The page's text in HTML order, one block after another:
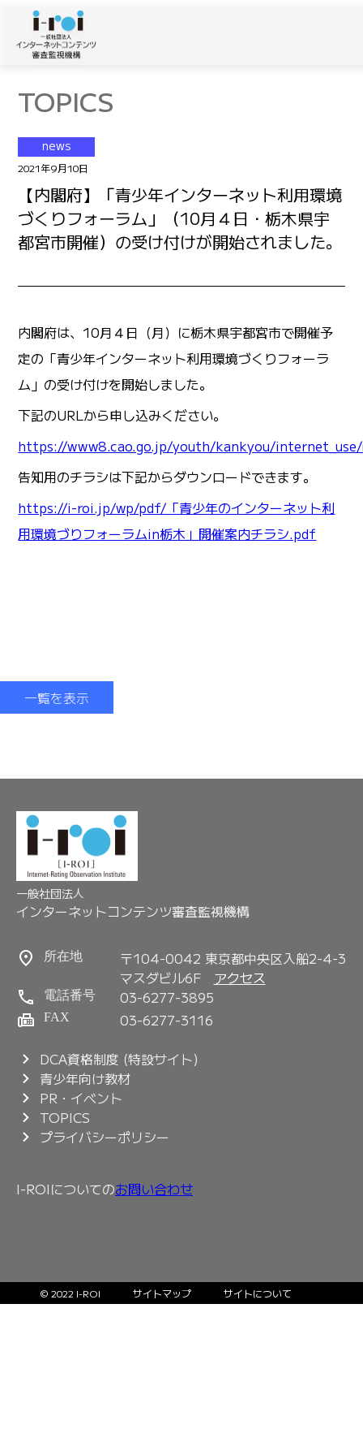
TOPICS
news
2021年9月10日
【内閣府】「青少年インターネット利用環境
づくりフォーラム」（10月４日・栃木県宇
都宮市開催）の受け付けが開始されました。
内閣府は、10月４日（月）に栃木県宇都宮市で開催予
定の「青少年インターネット利用環境づくりフォーラ
ム」の受け付けを開始しました。
下記のURLから申し込みください。
https://www8.cao.go.jp/youth/kankyou/
告知用のチラシは下記からダウンロードできます。
https://i-roi.jp/wp/pdf/「青少年のインターネット利
用環境づりフォーラムin栃木」開催案内チラシ.pdf
一覧を表示
一般社団法人
インターネットコンテンツ審査監視機構
所在地
〒104-0042 東京都中央区入船2-4-3
マスダビル6F アクセス
電話番号 03-6277-3895
FAX
03-6277-3116
DCA資格制度 (特設サイト)
青少年向け教材
PR・イベント
TOPICS
プライバシーポリシー
I-ROIについてのお問い合わせ
© 2022 I-ROI サイトマップ サイトについて